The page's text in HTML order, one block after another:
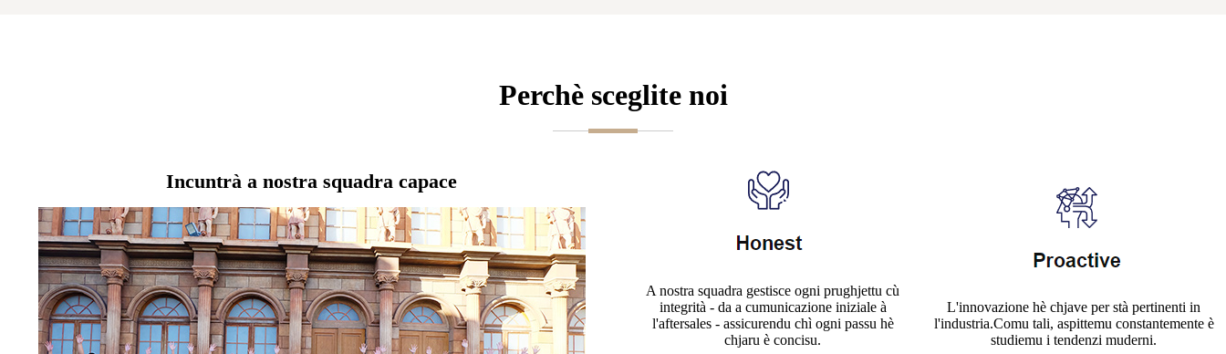
Perchè sceglite noi
Incuntrà a nostra squadra capace
A nostra squadra gestisce ogni prughjettu cù
integrità - da a cumunicazione iniziale à
l'aftersales - assicurendu chì ogni passu hè
chjaru è concisu.
L'innovazione hè chjave per stà pertinenti in
l'industria.Comu tali, aspittemu constantemente è
studiemu i tendenzi muderni.